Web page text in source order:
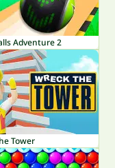
Adventure 2
Tower